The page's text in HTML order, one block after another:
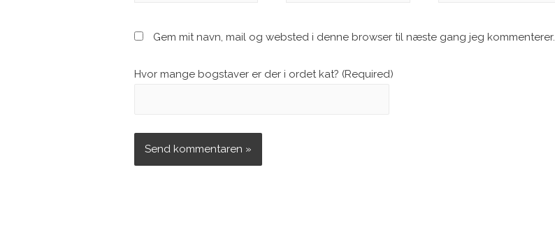
Gem mit navn, mail og websted i denne browser til næste gang jeg kommenterer.
Hvor mange bogstaver er der i ordet kat? (Required)